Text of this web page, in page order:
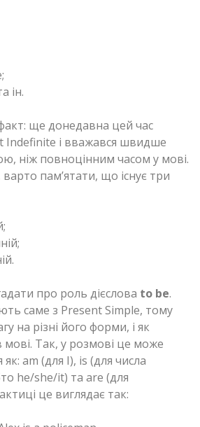
ін.
ще донедавна цей час
Indefinite і вважався швидше
ніж повноцінним часом у мові.
пам’ятати, що існує три
про роль дієслова to be.
саме з Present Simple, тому
на різні його форми, і як
Так, у розмові це може
am (для I), is (для числа
he/she/it) та are (для
це виглядає так: